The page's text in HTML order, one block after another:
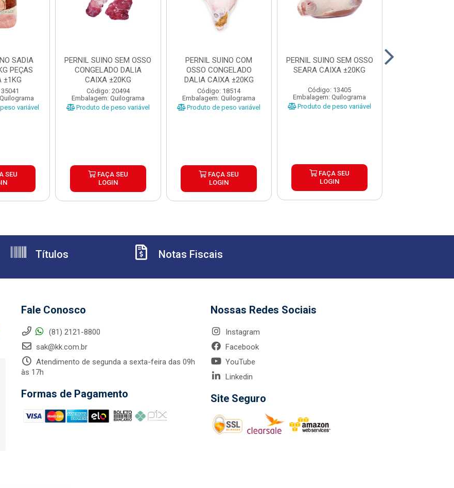
SADIA
PEÇAS
±1KG
variável
SEU
PERNIL SUINO SEM OSSO
CONGELADO DALIA
CAIXA ±20KG
Código: 20494
Embalagem: Quilograma
Produto de peso variável
FAÇA SEU
LOGIN
PERNIL SUINO COM
OSSO CONGELADO
DALIA CAIXA ±20KG
Código: 18514
Embalagem: Quilograma
Produto de peso variável
FAÇA SEU
LOGIN
PERNIL SUINO SEM OSSO
SEARA CAIXA ±20KG
Código: 13405
Embalagem: Quilograma
Produto de peso variável
FAÇA SEU
LOGIN
Títulos Notas Fiscais
Fale Conosco
(81) 2121-8800
sak@kk.com.br
Atendimento de segunda a sexta-feira das 09h
às 17h
Formas de Pagamento
Nossas Redes Sociais
Instagram
Facebook
YouTube
Linkedin
Site Seguro